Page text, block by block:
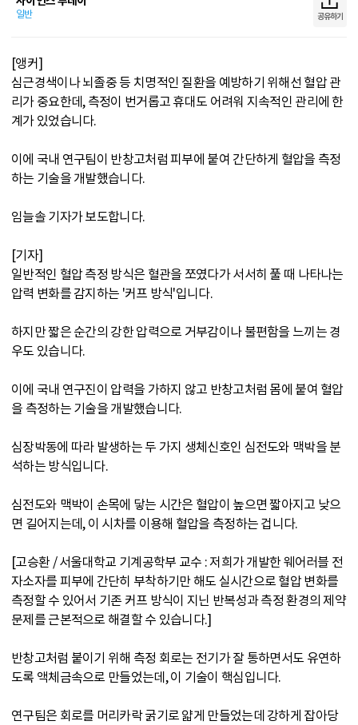
일반 공유하기
[앵커]
심근경색이나 뇌졸중 등 치명적인 질환을 예방하기 위해선 혈압 관
리가 중요한데, 측정이 번거롭고 휴대도 어려워 지속적인 관리에 한
계가 있었습니다.
이에 국내 연구팀이 반창고처럼 피부에 붙여 간단하게 혈압을 측정
하는 기술을 개발했습니다.
임늘솔 기자가 보도합니다.
[기자]
일반적인 혈압 측정 방식은 혈관을 쪼였다가 서서히 풀 때 나타나는
압력 변화를 감지하는 '커프 방식'입니다.
하지만 짧은 순간의 강한 압력으로 거부감이나 불편함을 느끼는 경
우도 있습니다.
이에 국내 연구진이 압력을 가하지 않고 반창고처럼 몸에 붙여 혈압
을 측정하는 기술을 개발했습니다.
심장박동에 따라 발생하는 두 가지 생체신호인 심전도와 맥박을 분
석하는 방식입니다.
심전도와 맥박이 손목에 닿는 시간은 혈압이 높으면 짧아지고 낮으
면 길어지는데, 이 시차를 이용해 혈압을 측정하는 겁니다.
[고승환 / 서울대학교 기계공학부 교수 : 저희가 개발한 웨어러블 전
자소자를 피부에 간단히 부착하기만 해도 실시간으로 혈압 변화를
측정할 수 있어서 기존 커프 방식이 지닌 반복성과 측정 환경의 제약
문제를 근본적으로 해결할 수 있습니다.]
반창고처럼 붙이기 위해 측정 회로는 전기가 잘 통하면서도 유연하
도록 액체금속으로 만들었는데, 이 기술이 핵심입니다.
연구팀은 회로를 머리카락 굵기로 얇게 만들었는데 강하게 잡아당